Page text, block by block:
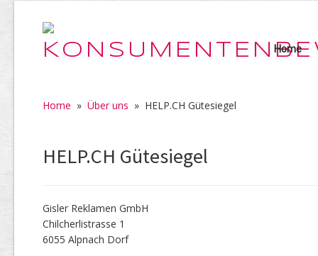
Home
Home » Über uns » HELP.CH Gütesiegel
HELP.CH Gütesiegel
Gisler Reklamen GmbH
Chilcherlistrasse 1
6055 Alpnach Dorf